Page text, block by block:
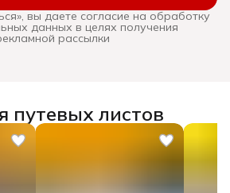
вы даете согласие на обработку
данных в целях получения
рассылки
листов